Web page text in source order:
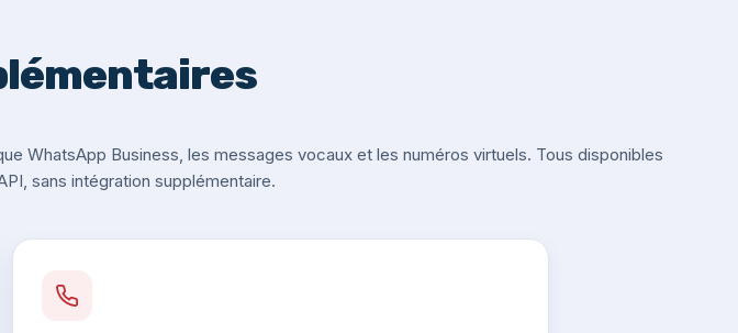
WhatsApp Business, les messages vocaux et les numéros virtuels. Tous disponibles
sans intégration supplémentaire.